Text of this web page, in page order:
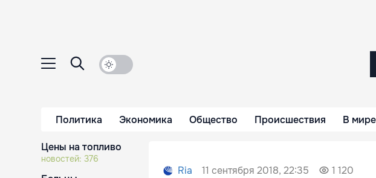
Политика Экономика Общество Происшествия В мире
Цены на топливо
новостей: 376
Ria 11 сентября 2018, 22:35 1 120